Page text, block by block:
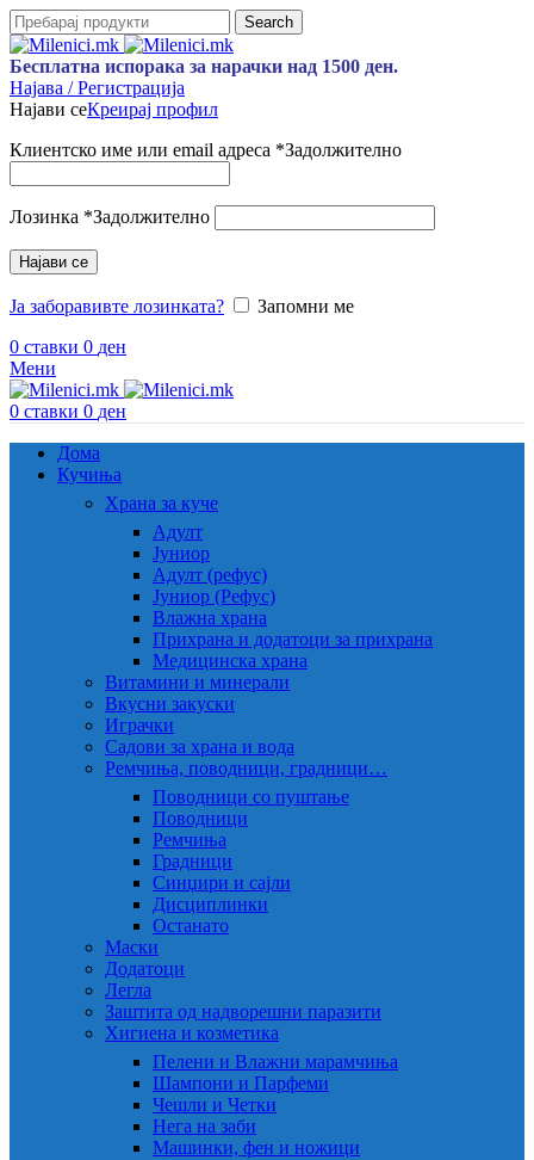
Search
Бесплатна испорака за нарачки над 1500 ден.
Најава / Регистрација
Најави сеКреирај профил
Клиентско име или email адреса *Задолжително
Лозинка *Задолжително
Најави се
Ја заборавивте лозинката?
Запомни ме
0 ставки 0 ден
Мени
0 ставки 0 ден
Дома
Кучиња
Храна за куче
Адулт
Јуниор
Адулт (рефус)
Јуниор (Рефус)
Влажна храна
Прихрана и додатоци за прихрана
Медицинска храна
Витамини и минерали
Вкусни закуски
Играчки
Садови за храна и вода
Ремчиња, поводници, градници…
Поводници со пуштање
Поводници
Ремчиња
Градници
Синџири и сајли
Дисциплинки
Останато
Маски
Додатоци
Легла
Заштита од надворешни паразити
Хигиена и козметика
Пелени и Влажни марамчиња
Шампони и Парфеми
Чешли и Четки
Нега на заби
Машинки, фен и ножици